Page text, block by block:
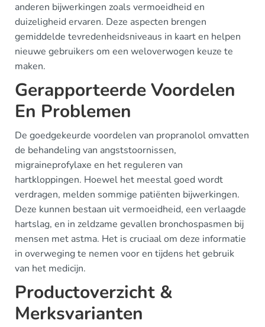
anderen bijwerkingen zoals vermoeidheid en
duizeligheid ervaren. Deze aspecten brengen
gemiddelde tevredenheidsniveaus in kaart en helpen
nieuwe gebruikers om een weloverwogen keuze te
maken.
Gerapporteerde Voordelen
En Problemen
De goedgekeurde voordelen van propranolol omvatten
de behandeling van angststoornissen,
migraineprofylaxe en het reguleren van
hartkloppingen. Hoewel het meestal goed wordt
verdragen, melden sommige patiënten bijwerkingen.
Deze kunnen bestaan uit vermoeidheid, een verlaagde
hartslag, en in zeldzame gevallen bronchospasmen bij
mensen met astma. Het is cruciaal om deze informatie
in overweging te nemen voor en tijdens het gebruik
van het medicijn.
Productoverzicht &
Merksvarianten